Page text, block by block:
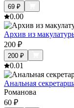
69 ₽
0.00
Архив из
200 ₽
200 ₽
0.01
Анальная
Романова
60 ₽